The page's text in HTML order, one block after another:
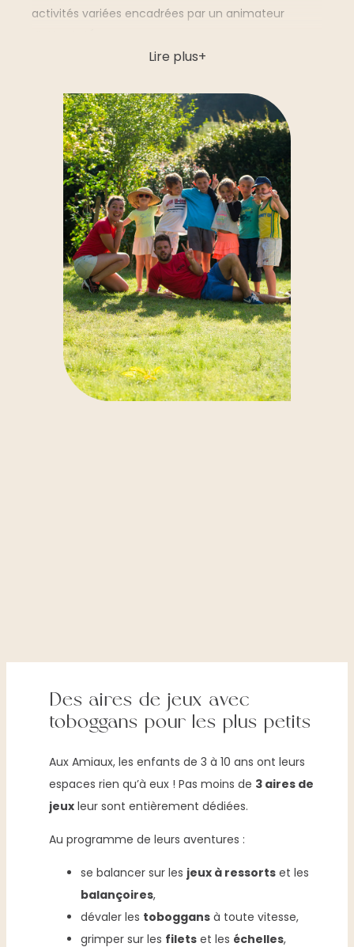
Lire plus
activités variées encadrées par un animateur
Activités créativespour laisser libre cours à
leur imagination,
Jeux de plein airpour courir, rire et se faire
de nouveaux copains,
Chasses au trésorpour jouer les aventuriers.
Et pour clôturer la semaine en beauté, les enfants
montent sur scène pour présenter un spectacle fait
de danse, de chant et de théâtre, sous les yeux fiers
de leurs parents.
👉 Le mini-club fonctionne du 6 juillet au 28 août,
du dimanche après-midi au vendredi. Les
inscriptions se font directement sur place (places
limitées). Toutes les activités sontgratuites.
Des aires de jeux avec
toboggans pour les plus petits
Aux Amiaux, les enfants de 3 à 10 ans ont leurs
espaces rien qu’à eux ! Pas moins de 3 aires de
jeux leur sont entièrement dédiées.
Au programme de leurs aventures :
se balancer sur les jeux à ressorts et les
balançoires,
dévaler les toboggans à toute vitesse,
grimper sur les filets et les échelles,